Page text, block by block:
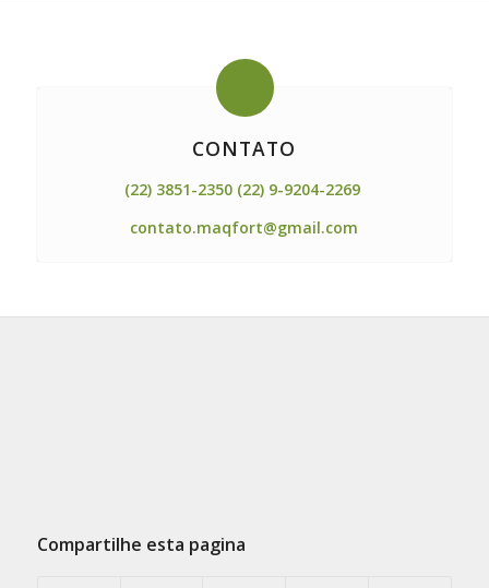
CONTATO
(22) 3851-2350 (22) 9-9204-2269
contato.maqfort@gmail.com
Compartilhe esta pagina